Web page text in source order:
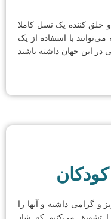
خلق کننده یک نسل کاملا
با استفاده از یک
و گرامی داشته و آنها را